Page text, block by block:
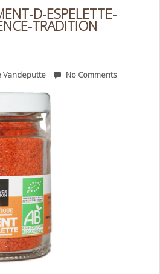
D-ESPELETTE-
TRADITION
Vandeputte No Comments